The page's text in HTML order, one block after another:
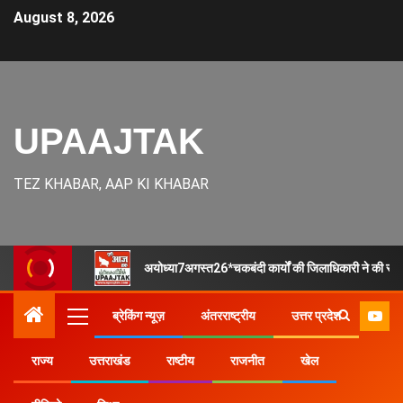
August 8, 2026
UPAAJTAK
TEZ KHABAR, AAP KI KHABAR
अयोध्या7अगस्त26*चकबंदी कार्यों की जिलाधिकारी ने की
ब्रेकिंग न्यूज़ अंतरराष्ट्रीय उत्तर प्रदेश
राज्य उत्तराखंड राष्टीय राजनीत खेल